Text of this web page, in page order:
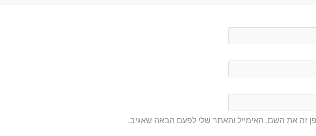
זה את השם, האימייל והאתר שלי לפעם הבאה שאגיב.